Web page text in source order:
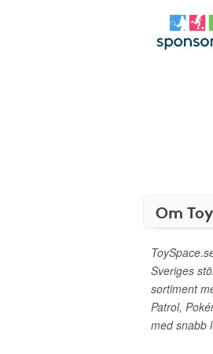
Om
Sveriges
sortiment
Patrol,
med snabb